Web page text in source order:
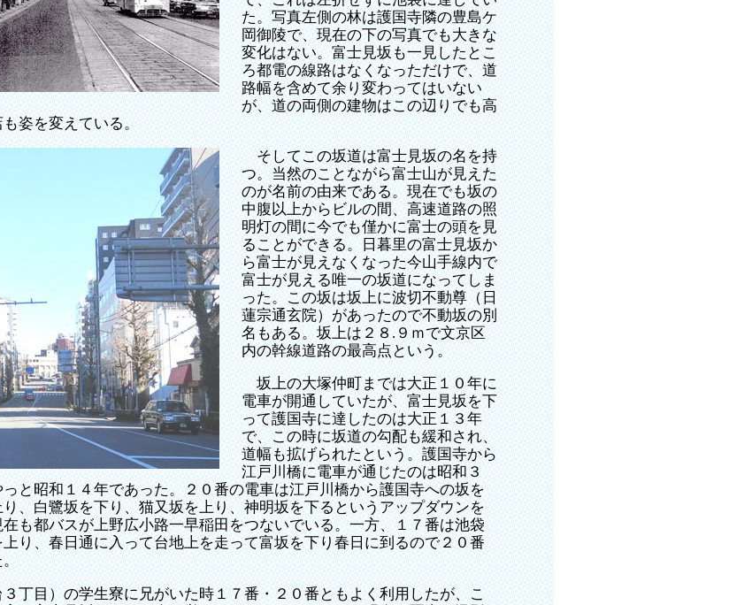
た。写真左側の林は護国寺隣の豊島ケ
岡御陵で、現在の下の写真でも大きな
変化はない。富士見坂も一見したとこ
ろ都電の線路はなくなっただけで、道
路幅を含めて余り変わってはいない
が、道の両側の建物はこの辺りでも高
姿を変えている。
そしてこの坂道は富士見坂の名を持
つ。当然のことながら富士山が見えた
のが名前の由来である。現在でも坂の
中腹以上からビルの間、高速道路の照
明灯の間に今でも僅かに富士の頭を見
ることができる。日暮里の富士見坂か
ら富士が見えなくなった今山手線内で
富士が見える唯一の坂道になってしま
った。この坂は坂上に波切不動尊（日
蓮宗通玄院）があったので不動坂の別
名もある。坂上は２８.９ｍで文京区
内の幹線道路の最高点という。
坂上の大塚仲町までは大正１０年に
電車が開通していたが、富士見坂を下
って護国寺に達したのは大正１３年
で、この時に坂道の勾配も緩和され、
道幅も拡げられたという。護国寺から
江戸川橋に電車が通じたのは昭和３
と昭和１４年であった。２０番の電車は江戸川橋から護国寺への坂を
、白鷺坂を下り、猫又坂を上り、神明坂を下るというアップダウンを
も都バスが上野広小路一早稲田をつないでいる。一方、１７番は池袋
り、春日通に入って台地上を走って富坂を下り春日に到るので２０番
。
丁目）の学生寮に兄がいた時１７番・２０番ともよく利用したが、こ